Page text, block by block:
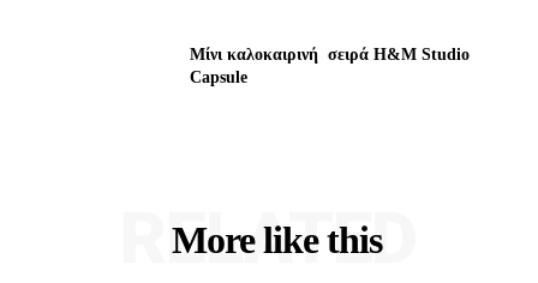
Μίνι καλοκαιρινή σειρά H&M Studio
Capsule
More like this
RELATED